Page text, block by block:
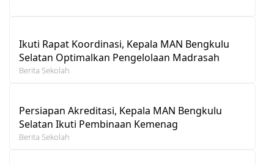
Ikuti Rapat Koordinasi, Kepala MAN Bengkulu
Selatan Optimalkan Pengelolaan Madrasah
Berita Sekolah
Persiapan Akreditasi, Kepala MAN Bengkulu
Selatan Ikuti Pembinaan Kemenag
Berita Sekolah